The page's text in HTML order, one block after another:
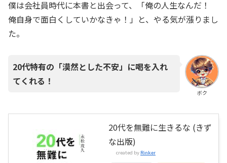
僕は会社員時代に本書と出会って、「俺の人生なんだ！
俺自身で面白くしていかなきゃ！」と、やる気が漲りまし
た。
ボク
20代特有の「漠然とした不安」に喝を入れ
てくれる！
20代を無難に生きるな (きず
な出版)
created by Rinker